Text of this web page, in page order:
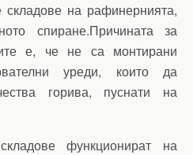
складове на рафинернията,
спиране.Причината за
е, че не са монтирани
уреди, които да
горива, пуснати на
функционират на